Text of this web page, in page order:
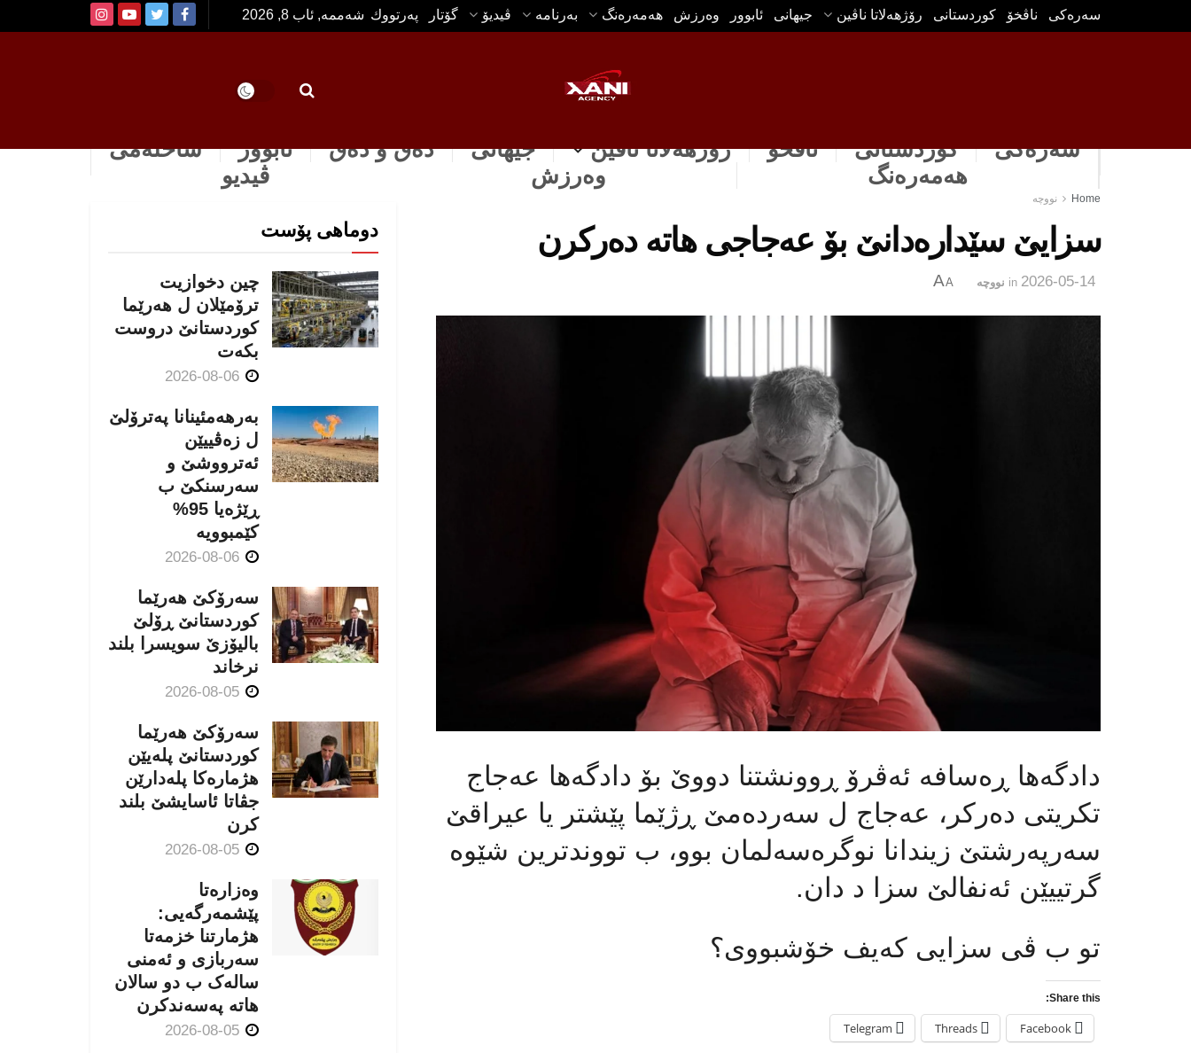
سه‌ره‌كی ناڤخۆ كوردستانى رۆژهه‌لاتا ناڤین جیهانی ئابوور وه‌رزش هه‌مه‌ره‌نگ بەرنامە ڤیدیۆ گۆتار په‌رتووك شەممە, ئاب 8, 2026
سەرەکی كوردستانى ناڤخۆ رۆژهه‌لاتا ناڤین جیهانی دەق و دەق ئابوور
ساخله‌می
هه‌مه‌ره‌نگ
وه‌رزش ڤیدیو
Home نووچه‌
سزایێ سێدارەدانێ بۆ عەجاجی هاتە دەركرن
2026-05-14
in نووچه‌ A
A
دادگەها ڕەسافە ئەڤرۆ ڕوونشتنا دووێ بۆ دادگەها عەجاج
تكریتی دەركر، عەجاج ل سەردەمێ ڕژێما پێشتر یا عیراقێ
سەرپەرشتێ زیندانا نوگرەسەلمان بوو، ب تووندترین شێوە
گرتییێن ئەنفالێ سزا د دان.
تو ب ڤی سزایی كەیف خۆشبووی؟
Share this:
Facebook
Threads
Telegram
دوماهی پۆست
چین دخوازیت
ترۆمێلان ل هەرێما
كوردستانێ دروست
بكەت
بەرهەمئینانا په‌ترۆلێ
ل زه‌ڤییێن
ئەترووشێ و
سەرسنكێ ب
ڕێژەیا 95%
كێمبوویە
سەرۆکێ هەرێما
کوردستانێ ڕۆلێ
بالیۆزێ سویسرا بلند
نرخاند
سەرۆکێ هەرێما
کوردستانێ پلەیێن
هژمارەكا پلەدارێن
جڤاتا ئاسایشێ بلند
كرن
وەزارەتا
پێشمەرگەیی:
هژمارتنا خزمەتا
سەربازی و ئەمنی
سالەک ب دو سالان
هاتە پەسەندكرن